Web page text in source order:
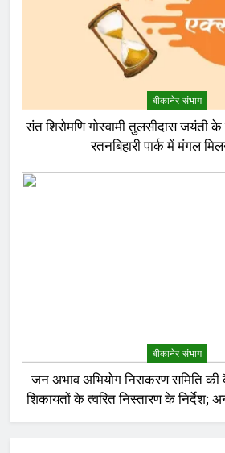
बीकानेर संभाग
संत शिरोमणि गोस्वामी तुलसीदास जयंती
रतनबिहारी पार्क में मंगल
बीकानेर संभाग
जन अभाव अभियोग निराकरण समिति की
शिकायतों के त्वरित निस्तारण के निर्देश;
पर सख्त रुख